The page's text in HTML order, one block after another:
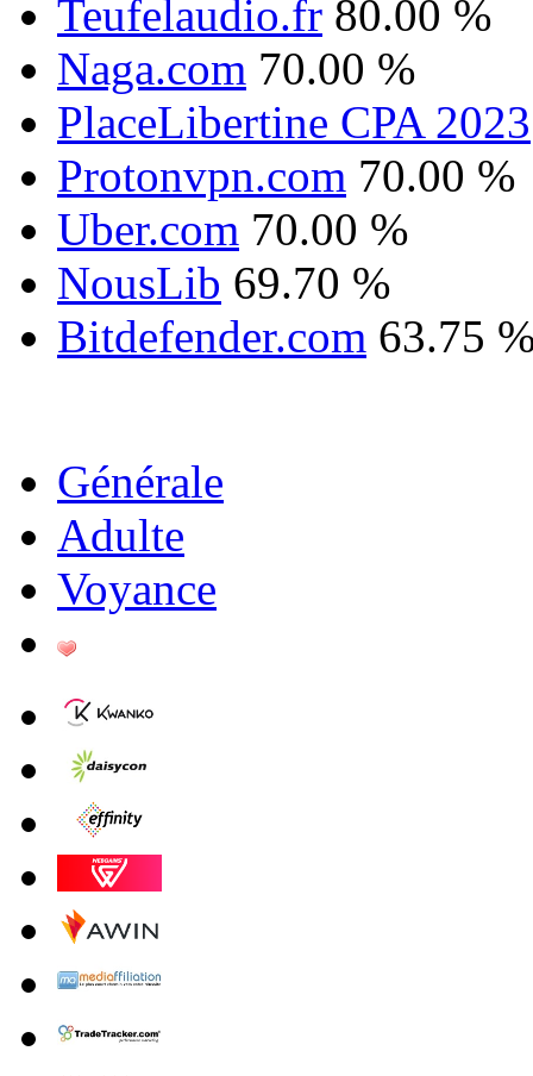
Teufelaudio.fr 80.00 %
Naga.com 70.00 %
PlaceLibertine CPA 2023
Protonvpn.com 70.00 %
Uber.com 70.00 %
NousLib 69.70 %
Bitdefender.com 63.75
Générale
Adulte
Voyance